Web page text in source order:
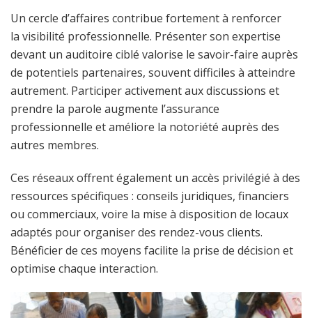
Un cercle d’affaires contribue fortement à renforcer
la visibilité professionnelle. Présenter son expertise
devant un auditoire ciblé valorise le savoir-faire auprès
de potentiels partenaires, souvent difficiles à atteindre
autrement. Participer activement aux discussions et
prendre la parole augmente l’assurance
professionnelle et améliore la notoriété auprès des
autres membres.
Ces réseaux offrent également un accès privilégié à des
ressources spécifiques : conseils juridiques, financiers
ou commerciaux, voire la mise à disposition de locaux
adaptés pour organiser des rendez-vous clients.
Bénéficier de ces moyens facilite la prise de décision et
optimise chaque interaction.